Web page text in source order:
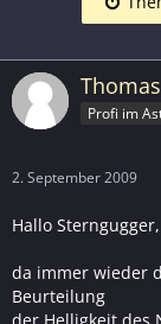
Profi im
2. September 2009
Hallo Sterngugger,
da immer wieder
Beurteilung